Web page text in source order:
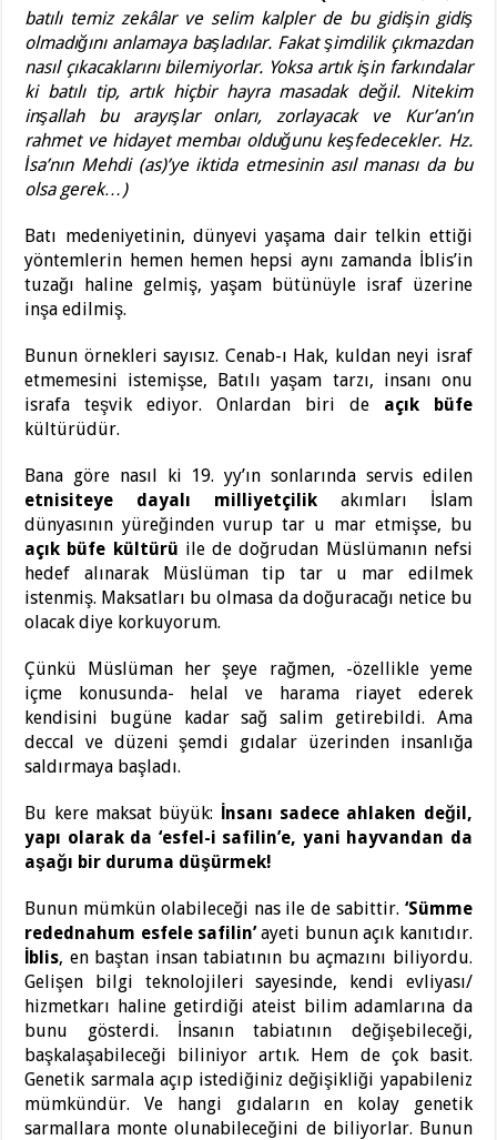
batılı temiz zekâlar ve selim kalpler de bu gidişin gidiş
olmadığını anlamaya başladılar. Fakat şimdilik çıkmazdan
nasıl çıkacaklarını bilemiyorlar. Yoksa artık işin farkındalar
ki batılı tip, artık hiçbir hayra masadak değil. Nitekim
inşallah bu arayışlar onları, zorlayacak ve Kur’an’ın
rahmet ve hidayet membaı olduğunu keşfedecekler. Hz.
İsa’nın Mehdi (as)’ye iktida etmesinin asıl manası da bu
olsa gerek…)
Batı medeniyetinin, dünyevi yaşama dair telkin ettiği
yöntemlerin hemen hemen hepsi aynı zamanda İblis’in
tuzağı haline gelmiş, yaşam bütünüyle israf üzerine
inşa edilmiş.
Bunun örnekleri sayısız. Cenab-ı Hak, kuldan neyi israf
etmemesini istemişse, Batılı yaşam tarzı, insanı onu
israfa teşvik ediyor. Onlardan biri de açık büfe
kültürüdür.
Bana göre nasıl ki 19. yy’ın sonlarında servis edilen
etnisiteye dayalı milliyetçilik akımları İslam
dünyasının yüreğinden vurup tar u mar etmişse, bu
açık büfe kültürü ile de doğrudan Müslümanın nefsi
hedef alınarak Müslüman tip tar u mar edilmek
istenmiş. Maksatları bu olmasa da doğuracağı netice bu
olacak diye korkuyorum.
Çünkü Müslüman her şeye rağmen, -özellikle yeme
içme konusunda- helal ve harama riayet ederek
kendisini bugüne kadar sağ salim getirebildi. Ama
deccal ve düzeni şemdi gıdalar üzerinden insanlığa
saldırmaya başladı.
Bu kere maksat büyük: İnsanı sadece ahlaken değil,
yapı olarak da ‘esfel-i safilin’e, yani hayvandan da
aşağı bir duruma düşürmek!
Bunun mümkün olabileceği nas ile de sabittir. ‘Sümme
redednahum esfele safilin’ayeti bunun açık kanıtıdır.
İblis, en baştan insan tabiatının bu açmazını biliyordu.
Gelişen bilgi teknolojileri sayesinde, kendi evliyası/
hizmetkarı haline getirdiği ateist bilim adamlarına da
bunu gösterdi. İnsanın tabiatının değişebileceği,
başkalaşabileceği biliniyor artık. Hem de çok basit.
Genetik sarmala açıp istediğiniz değişikliği yapabileniz
mümkündür. Ve hangi gıdaların en kolay genetik
sarmallara monte olunabileceğini de biliyorlar. Bunun